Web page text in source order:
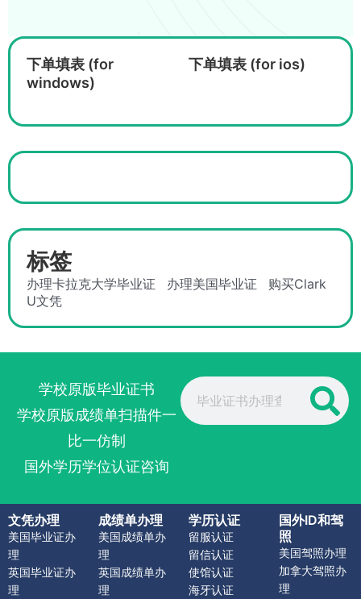
下单填表 (for
windows)
下单填表 (for ios)
标签
办理卡拉克大学毕业证 办理美国毕业证
购买Clark
U文凭
学校原版毕业证书
学校原版成绩单扫描件一
比一仿制
国外学历学位认证咨询
Search
文凭办理
美国毕业证办
理
英国毕业证办
理
成绩单办理
美国成绩单办
理
英国成绩单办
理
学历认证
留服认证
留信认证
使馆认证
海牙认证
国外ID和驾
照
美国驾照办理
加拿大驾照办
理